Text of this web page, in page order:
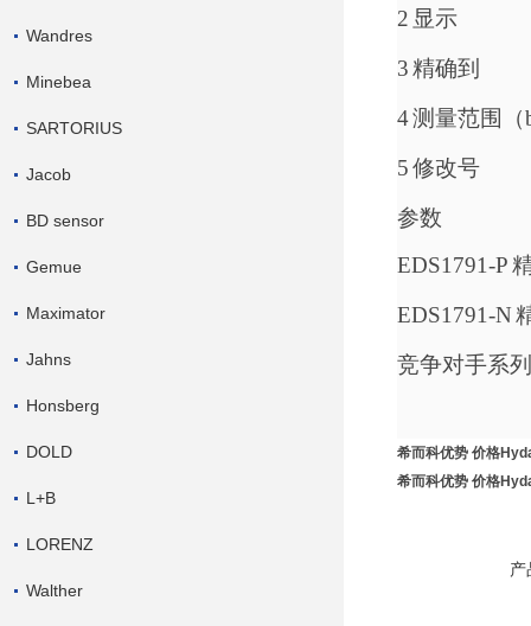
Wandres
Minebea
SARTORIUS
Jacob
BD sensor
Gemue
Maximator
Jahns
Honsberg
DOLD
L+B
LORENZ
Walther
2 显示
3精确到
4测量范围（
5修改号
参数
EDS1791-P
EDS1791-N
竞争对手系列
希而科优势 价格
希而科优势 价格
产